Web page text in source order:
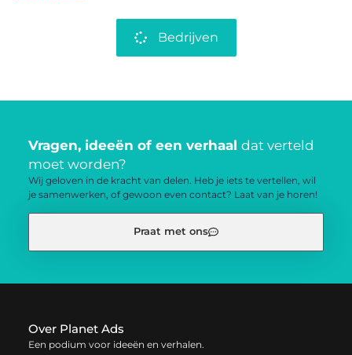
Bedrijven
Vragen, ideeën of een verhaal dat verteld
moet worden?
Wij geloven in de kracht van delen. Heb je iets te vertellen, wil
je samenwerken, of gewoon even contact? Laat van je horen!
Praat met ons
Over Planet Ads
Een podium voor ideeën en verhalen.